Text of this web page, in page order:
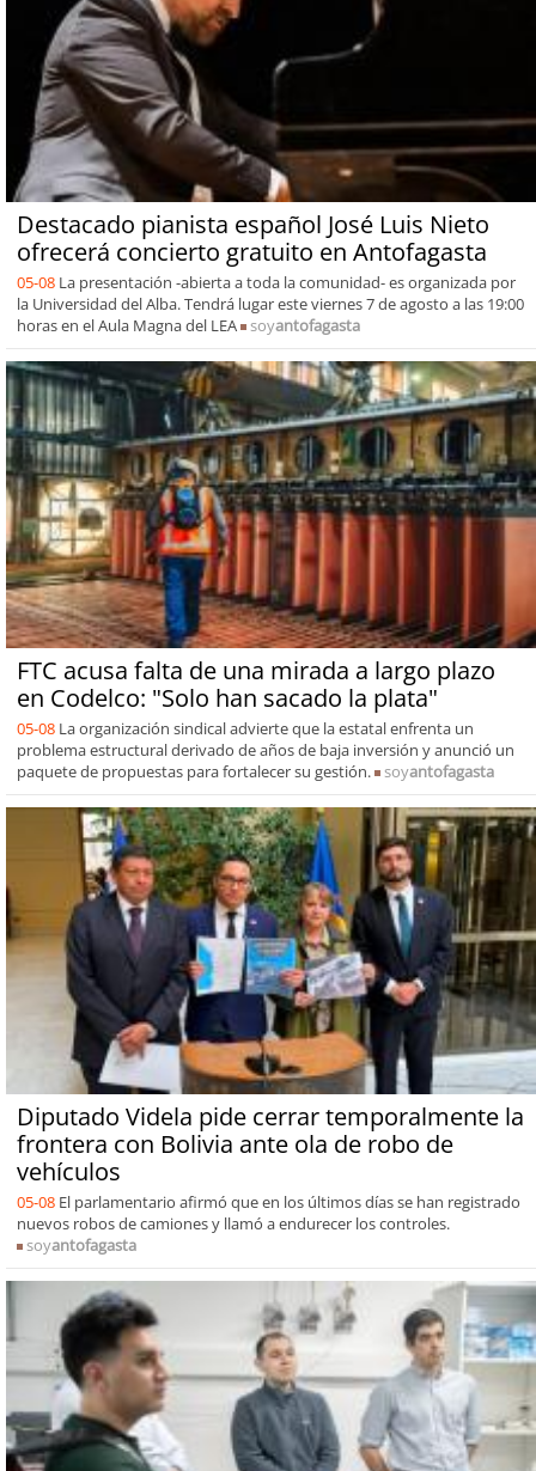
Destacado pianista español José Luis Nieto
ofrecerá concierto gratuito en Antofagasta
05-08 La presentación -abierta a toda la comunidad- es organizada por
la Universidad del Alba. Tendrá lugar este viernes 7 de agosto a las 19:00
horas en el Aula Magna del LEA
soyantofagasta
FTC acusa falta de una mirada a largo plazo
en Codelco: "Solo han sacado la plata"
05-08 La organización sindical advierte que la estatal enfrenta un
problema estructural derivado de años de baja inversión y anunció un
paquete de propuestas para fortalecer su gestión.
soyantofagasta
Diputado Videla pide cerrar temporalmente la
frontera con Bolivia ante ola de robo de
vehículos
05-08 El parlamentario afirmó que en los últimos días se han registrado
nuevos robos de camiones y llamó a endurecer los controles.
soyantofagasta